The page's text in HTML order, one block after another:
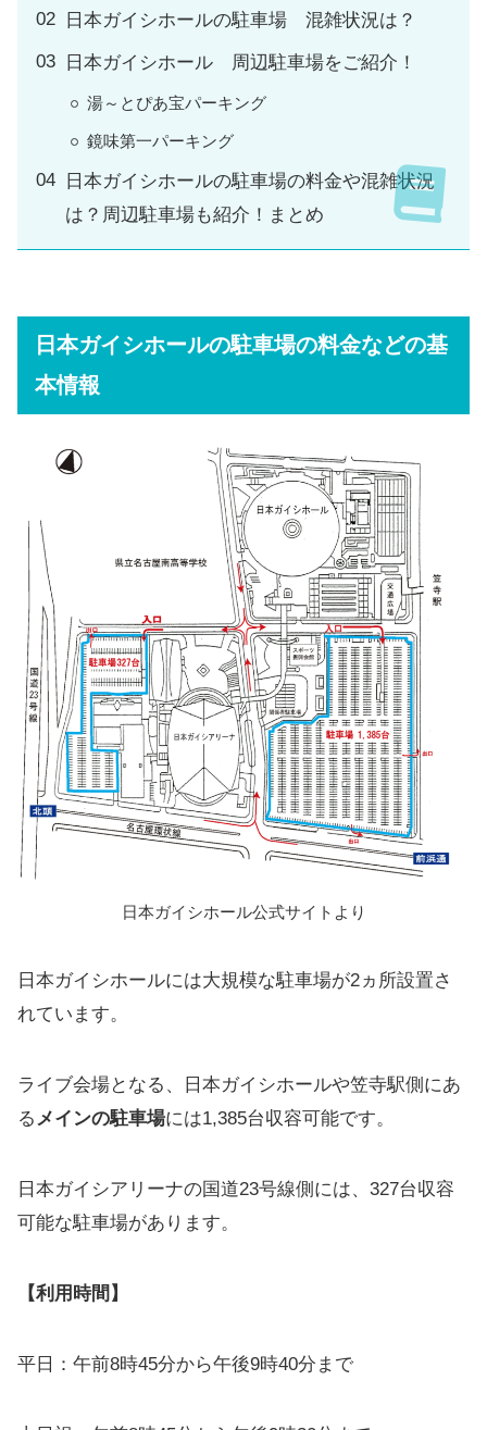
日本ガイシホールの駐車場 混雑状況は？
日本ガイシホール 周辺駐車場をご紹介！
湯～とぴあ宝パーキング
鏡味第一パーキング
日本ガイシホールの駐車場の料金や混雑状況
は？周辺駐車場も紹介！まとめ
日本ガイシホールの駐車場の料金などの基
本情報
日本ガイシホール公式サイトより
日本ガイシホールには大規模な駐車場が2ヵ所設置さ
れています。
ライブ会場となる、日本ガイシホールや笠寺駅側にあ
るメインの駐車場には1,385台収容可能です。
日本ガイシアリーナの国道23号線側には、327台収容
可能な駐車場があります。
【利用時間】
平日：午前8時45分から午後9時40分まで